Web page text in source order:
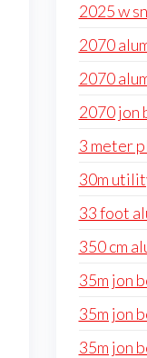
2025 w
2070
2070
2070 jon
3 meter
30m
33 foot
350 cm
35m jon
35m jon
35m jon